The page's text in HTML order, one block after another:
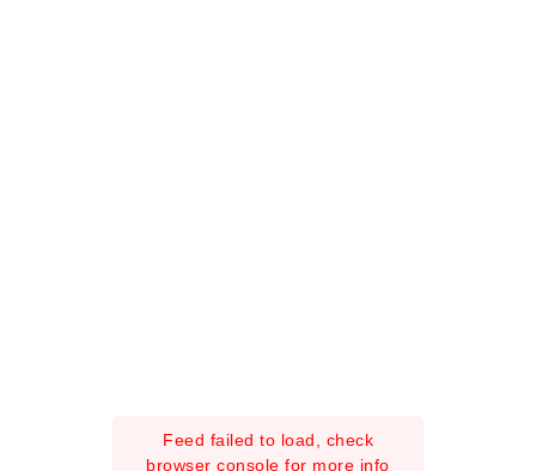
Feed failed to load, check
browser console for more info